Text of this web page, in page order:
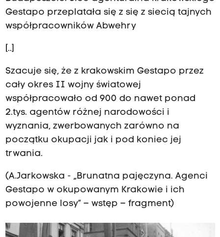
Gestapo przeplatała się z się z siecią tajnych
współpracowników Abwehry
[..]
Szacuje się, że z krakowskim Gestapo przez
cały okres II wojny światowej
współpracowało od 900 do nawet ponad
2.tys. agentów różnej narodowości i
wyznania, zwerbowanych zarówno na
początku okupacji jak i pod koniec jej
trwania.
(A.Jarkowska - „Brunatna pajęczyna. Agenci
Gestapo w okupowanym Krakowie i ich
powojenne losy” – wstęp – fragment)